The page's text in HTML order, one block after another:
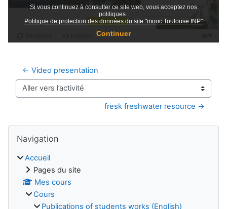
← Video presentation
Aller vers l’activité
fresk freshwater resource →
Blocs
Navigation
Accueil
Pages du site
Mes cours
Cours
Publications of students works (English)